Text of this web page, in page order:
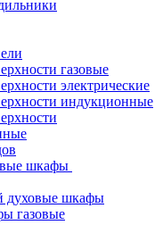
газовые
электрические
индукционные
шкафы
духовые шкафы
газовые